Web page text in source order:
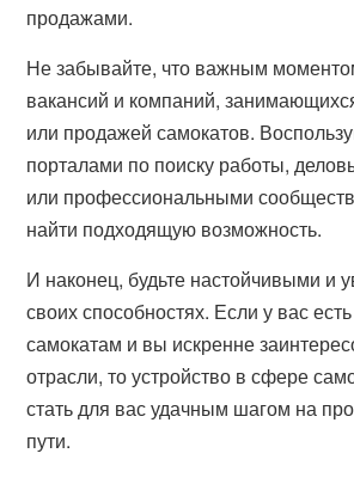
продажами.
Не забывайте, что важным
вакансий и компаний,
или продажей самокатов.
порталами по поиску работы,
или профессиональными
найти подходящую возможность.
И наконец, будьте настойчивыми и
своих способностях. Если у вас есть
самокатам и вы искренне
отрасли, то устройство в сфере
стать для вас удачным шагом на
пути.